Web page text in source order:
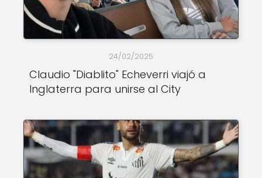
24/02/2025
Claudio "Diablito" Echeverri viajó a
Inglaterra para unirse al City